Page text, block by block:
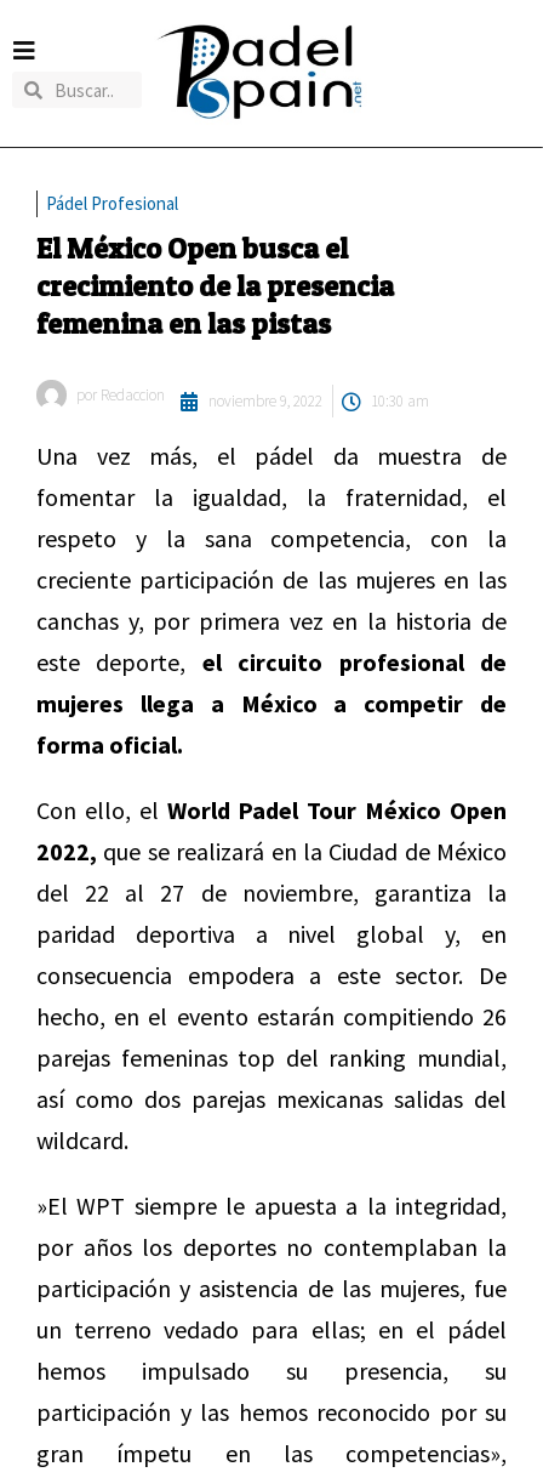
Pádel Profesional
El México Open busca el
crecimiento de la presencia
femenina en las pistas
por Redaccion noviembre 9, 2022 10:30 am
Una vez más, el pádel da muestra de
fomentar la igualdad, la fraternidad, el
respeto y la sana competencia, con la
creciente participación de las mujeres en las
canchas y, por primera vez en la historia de
este deporte, el circuito profesional de
mujeres llega a México a competir de
forma oficial.
Con ello, el World Padel Tour México Open
2022, que se realizará en la Ciudad de México
del 22 al 27 de noviembre, garantiza la
paridad deportiva a nivel global y, en
consecuencia empodera a este sector. De
hecho, en el evento estarán compitiendo 26
parejas femeninas top del ranking mundial,
así como dos parejas mexicanas salidas del
wildcard.
»El WPT siempre le apuesta a la integridad,
por años los deportes no contemplaban la
participación y asistencia de las mujeres, fue
un terreno vedado para ellas; en el pádel
hemos impulsado su presencia, su
participación y las hemos reconocido por su
gran ímpetu en las competencias»,